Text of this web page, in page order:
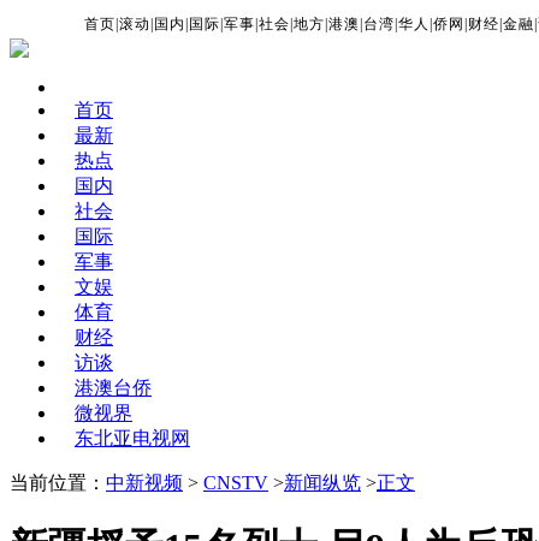
首页 |滚动 国内 国际 |军事 |社会 |地方 |港澳 台湾 |华人 |侨网 财经 |金融 |
首页
最新
热点
国内
社会
国际
军事
文娱
体育
财经
访谈
港澳台侨
微视界
东北亚电视网
当前位置： 中新视频 > CNSTV >新闻纵览 >正文